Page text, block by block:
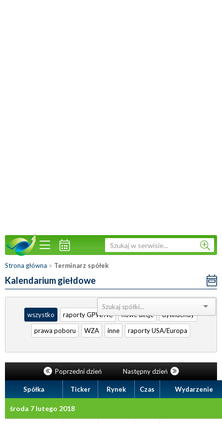
Strona główna » Terminarz spółek
Kalendarium giełdowe
Sortuj:
wszystko
raporty GPW/NC nowe akcje
dywidendy
prawa poboru
WZA inne raporty USA/Europa
Poprzedni dzień Następny dzień
Spółka Ticker Rynek Czas Wydarzenie
środa 7 lutego 2018